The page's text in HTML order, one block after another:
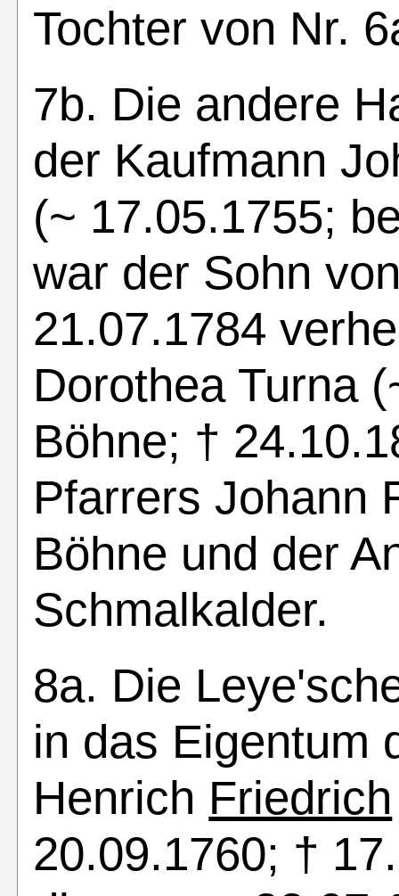
Tochter von Nr.
7b. Die andere
der Kaufmann
(~ 17.05.1755;
war der Sohn
21.07.1784
Dorothea Turna
Böhne; †
Pfarrers Johann
Böhne und der
Schmalkalder.
8a. Die
in das Eigentum
Henrich Friedrich
20.09.1760; †